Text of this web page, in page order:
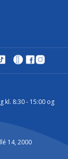
kl. 8:30 - 15:00 og
14, 2000